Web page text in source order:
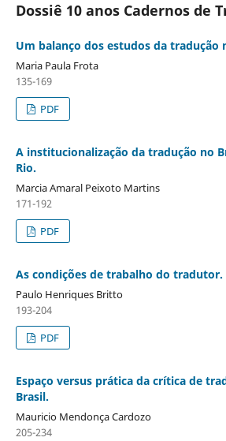
Dossiê 10 anos Cadernos de
Um balanço dos estudos da tradução
Maria Paula Frota
135-169
PDF
A institucionalização da tradução no
Rio.
Marcia Amaral Peixoto Martins
171-192
PDF
As condições de trabalho do tradutor.
Paulo Henriques Britto
193-204
PDF
Espaço versus prática da crítica de
Brasil.
Mauricio Mendonça Cardozo
205-234